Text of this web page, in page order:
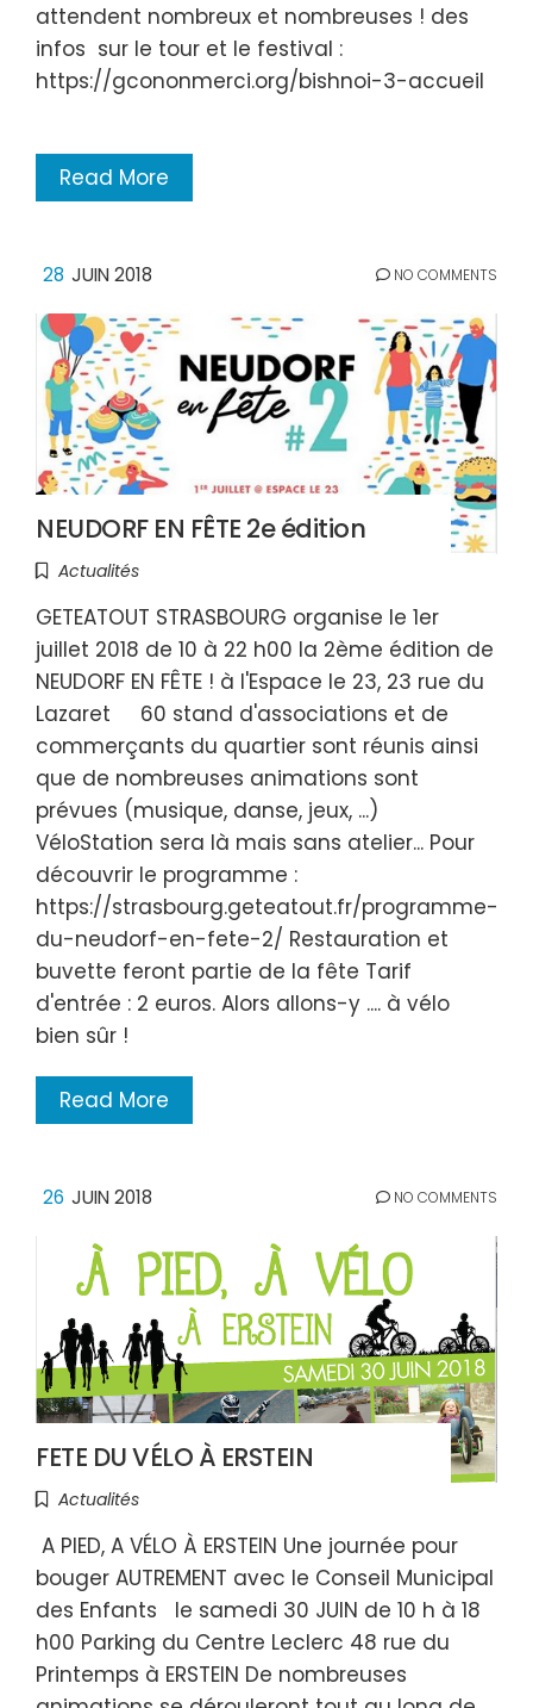
attendent nombreux et nombreuses ! des
infos sur le tour et le festival :
https://gcononmerci.org/bishnoi-3-accueil
Read More
28 JUIN 2018 NO COMMENTS
NEUDORF EN FÊTE 2e édition
Actualités
GETEATOUT STRASBOURG organise le 1er
juillet 2018 de 10 à 22 h00 la 2ème édition de
NEUDORF EN FÊTE ! à l'Espace le 23, 23 rue du
Lazaret 60 stand d'associations et de
commerçants du quartier sont réunis ainsi
que de nombreuses animations sont
prévues (musique, danse, jeux, ...)
VéloStation sera là mais sans atelier... Pour
découvrir le programme :
https://strasbourg.geteatout.fr/programme-
du-neudorf-en-fete-2/ Restauration et
buvette feront partie de la fête Tarif
d'entrée : 2 euros. Alors allons-y .... à vélo
bien sûr !
Read More
26 JUIN 2018 NO COMMENTS
FETE DU VÉLO À ERSTEIN
Actualités
A PIED, A VÉLO À ERSTEIN Une journée pour
bouger AUTREMENT avec le Conseil Municipal
des Enfants le samedi 30 JUIN de 10 h à 18
h00 Parking du Centre Leclerc 48 rue du
Printemps à ERSTEIN De nombreuses